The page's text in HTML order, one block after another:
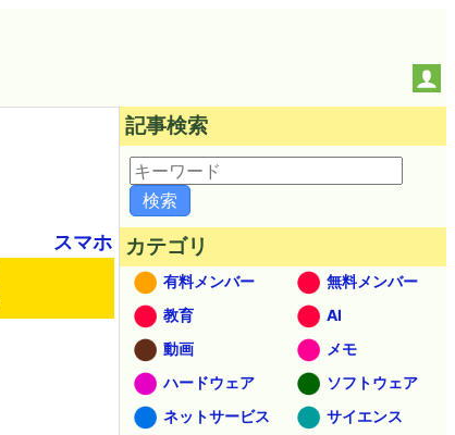
スマホ
記事検索
カテゴリ
有料メンバー
無料メンバー
教育
AI
動画
メモ
ハードウェア
ソフトウェア
ネットサービス
サイエンス